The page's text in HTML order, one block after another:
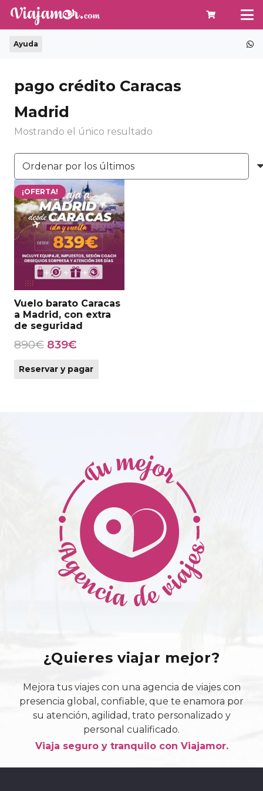
Ayuda
pago crédito Caracas
Madrid
Mostrando el único resultado
¡OFERTA!
Vuelo barato Caracas
a Madrid, con extra
de seguridad
890€ El
original
839€
actual
Reservar y pagar
¿Quieres viajar mejor?
Mejora tus viajes con una agencia de viajes con
presencia global, confiable, que te enamora por
su atención, agilidad, trato personalizado y
personal cualificado.
Viaja seguro y tranquilo con Viajamor.